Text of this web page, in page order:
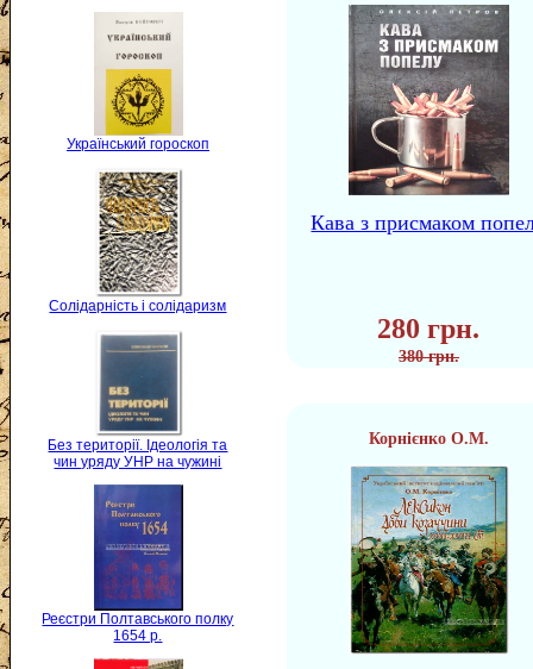
Український гороскоп
Солідарність і солідаризм
Без території. Ідеологія та
чин уряду УНР на чужині
Реєстри Полтавського полку
1654 р.
Кава з присмаком
280 грн.
380 грн.
Корнієнко О.М.